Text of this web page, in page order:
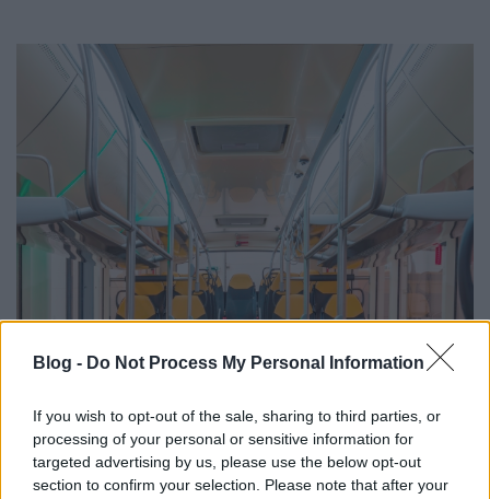
Blog - Do Not Process My Personal Information
If you wish to opt-out of the sale, sharing to third parties, or
processing of your personal or sensitive information for
targeted advertising by us, please use the below opt-out
section to confirm your selection. Please note that after your